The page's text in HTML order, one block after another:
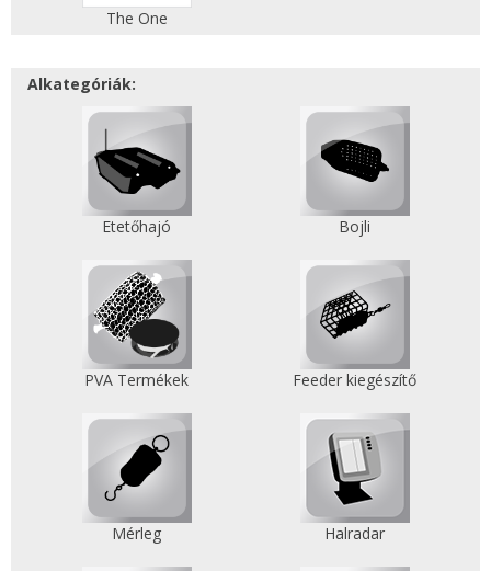
The One
Alkategóriák:
Etetőhajó Bojli
PVA Termékek Feeder kiegészítő
Mérleg Halradar